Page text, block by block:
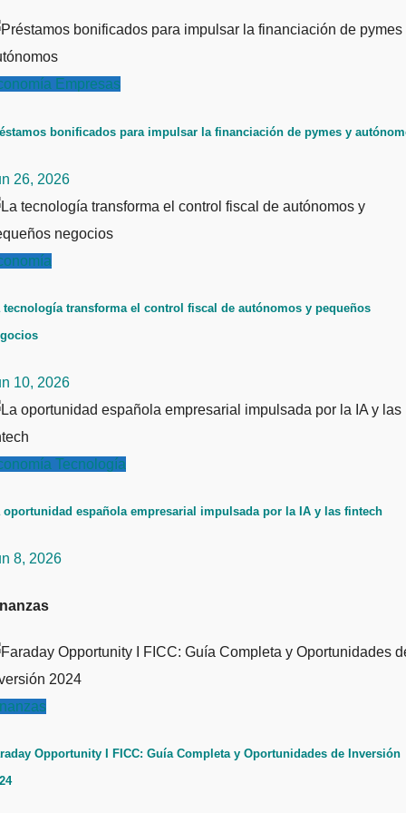
Empresas
bonificados para impulsar la financiación de pymes y
26, 2026
tecnología transforma el control fiscal de autónomos y pequeños
10, 2026
Tecnología
oportunidad española empresarial impulsada por la IA y las fintech
8, 2026
Opportunity I FICC: Guía Completa y Oportunidades de Inversión